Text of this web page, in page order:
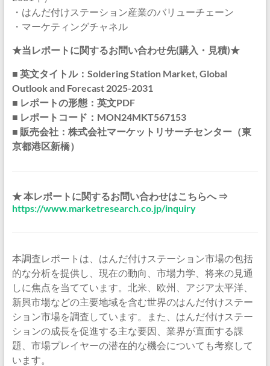
・はんだ付けステーション産業のバリューチェーン
・マーケティングチャネル
★当レポートに関するお問い合わせ先(購入・見積)★
■ 英文タイトル：Soldering Station Market, Global
Outlook and Forecast 2025-2031
■ レポートの形態：英文PDF
■ レポートコード：MON24MKT567153
■ 販売会社：株式会社マーケットリサーチセンター（東
京都港区新橋）
★ 本レポートに関するお問い合わせはこちらへ ⇒
https://www.marketresearch.co.jp/inquiry
本調査レポートは、はんだ付けステーション市場の包括
的な分析を提供し、現在の動向、市場力学、将来の見通
しに焦点を当てています。北米、欧州、アジア太平洋、
新興市場などの主要地域を含む世界のはんだ付けステー
ション市場を調査しています。また、はんだ付けステー
ションの成長を促進する主な要因、業界が直面する課
題、市場プレイヤーの潜在的な機会についても考察して
います。